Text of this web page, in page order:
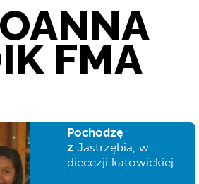
FMA
Pochodzę
z Jastrzębia, w
diecezji katowickiej.